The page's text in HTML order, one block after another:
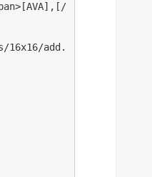
center;}</
> ";
AVA]</p>
16x16/add.png) no-repeat